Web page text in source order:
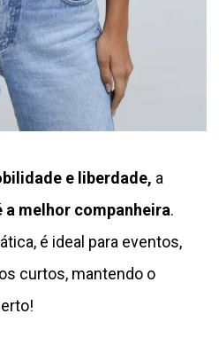
e liberdade, a
a melhor companheira.
é ideal para eventos,
curtos, mantendo o